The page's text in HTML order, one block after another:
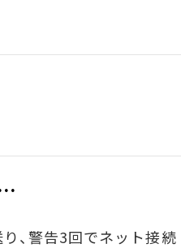
、警告3回でネット接続